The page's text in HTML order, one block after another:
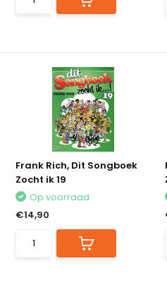
Frank Rich, Dit Songboek
Zocht ik 19
Op voorraad
€14,90